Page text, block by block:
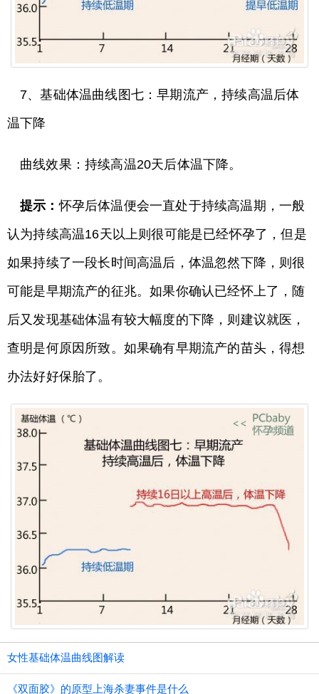
7、基础体温曲线图七：早期流产，持续高温后体
温下降
曲线效果：持续高温20天后体温下降。
提示：怀孕后体温便会一直处于持续高温期，一般
认为持续高温16天以上则很可能是已经怀孕了，但是
如果持续了一段长时间高温后，体温忽然下降，则很
可能是早期流产的征兆。如果你确认已经怀上了，随
后又发现基础体温有较大幅度的下降，则建议就医，
查明是何原因所致。如果确有早期流产的苗头，得想
办法好好保胎了。
女性基础体温曲线图解读
《双面胶》的原型上海杀妻事件是什么